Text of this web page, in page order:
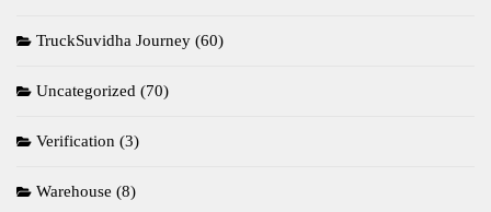
TruckSuvidha Journey (60)
Uncategorized (70)
Verification (3)
Warehouse (8)